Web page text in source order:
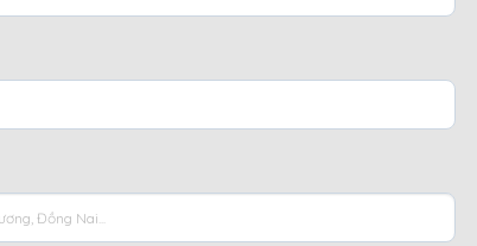
mạng của anh em công nhân phía trên.
chất lượng thượng vàng hạ cám, làm sao để
thường và các phép thử cơ bản? Bài viết này sẽ
giá.
Ẩn]